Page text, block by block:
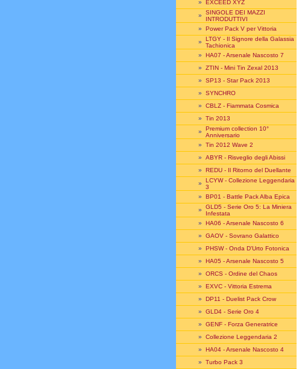
» EXCEED XYZ
» SINGOLE DEI MAZZI
INTRODUTTIVI
» Power Pack V per Vittoria
» LTGY - Il Signore della Galassia
Tachionica
» HA07 - Arsenale Nascosto 7
» ZTIN - Mini Tin Zexal 2013
» SP13 - Star Pack 2013
» SYNCHRO
» CBLZ - Fiammata Cosmica
» Tin 2013
» Premium collection 10°
Anniversario
» Tin 2012 Wave 2
» ABYR - Risveglio degli Abissi
» REDU - Il Ritorno del Duellante
» LCYW - Collezione Leggendaria
3
» BP01 - Battle Pack Alba Epica
» GLD5 - Serie Oro 5: La Miniera
Infestata
» HA06 - Arsenale Nascosto 6
» GAOV - Sovrano Galattico
» PHSW - Onda D'Urto Fotonica
» HA05 - Arsenale Nascosto 5
» ORCS - Ordine del Chaos
» EXVC - Vittoria Estrema
» DP11 - Duelist Pack Crow
» GLD4 - Serie Oro 4
» GENF - Forza Generatrice
» Collezione Leggendaria 2
» HA04 - Arsenale Nascosto 4
» Turbo Pack 3